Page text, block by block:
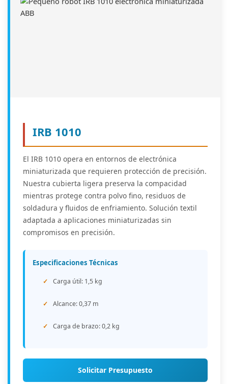
IRB 1010
El IRB 1010 opera en entornos de electrónica
miniaturizada que requieren protección de precisión.
Nuestra cubierta ligera preserva la compacidad
mientras protege contra polvo fino, residuos de
soldadura y fluidos de enfriamiento. Solución textil
adaptada a aplicaciones miniaturizadas sin
compromisos en precisión.
Especificaciones Técnicas
Carga útil: 1,5 kg
Alcance: 0,37 m
Carga de brazo: 0,2 kg
Solicitar Presupuesto